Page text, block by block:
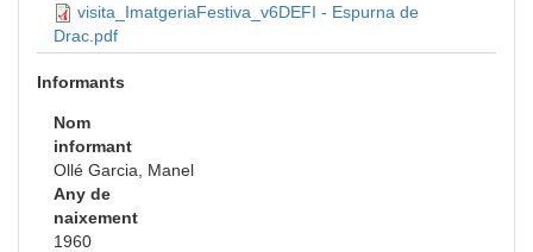
visita_ImatgeriaFestiva_v6DEFI - Espurna de
Drac.pdf
Informants
Nom
informant
Ollé Garcia, Manel
Any de
naixement
1960